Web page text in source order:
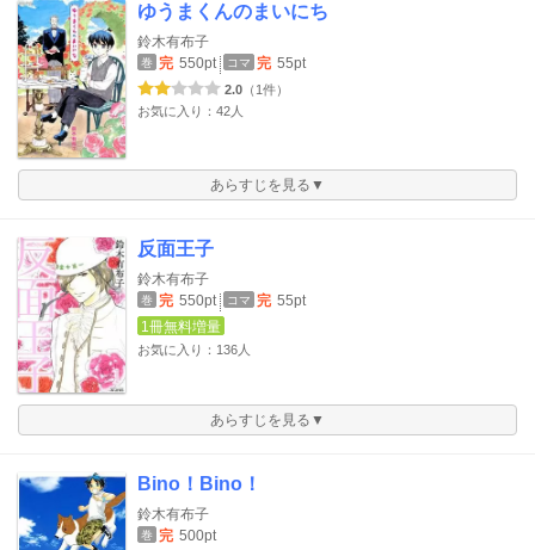
ゆうまくんのまいにち
鈴木有布子
巻 完 550pt コマ 完 55pt
2.0 （1件）
お気に入り：42人
あらすじを見る▼
反面王子
鈴木有布子
巻 完 550pt コマ 完 55pt
1冊無料増量
お気に入り：136人
あらすじを見る▼
Bino！Bino！
鈴木有布子
巻 完 500pt